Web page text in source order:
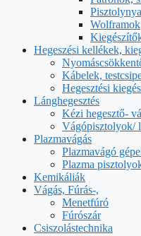
Wolframok
Hegeszési kellékek,
Kábelek,
Hegesztési
Lánghegesztés
Kézi hegesztő-
Vágópisztolyok/
Plazmavágás
Plazmavágó
Plazma
Kemikáliák
Vágás, Fúrás-,
Menetfúró
Fúrószár
Csiszolástechnika